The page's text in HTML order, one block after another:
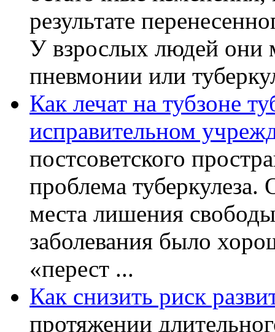
результате
У взрослых людей они
пневмонии или
Как лечат на тубзоне
исправительном
постсоветского
проблема
места лишения
заболевания было
«перест ...
Как снизить риск
протяжении